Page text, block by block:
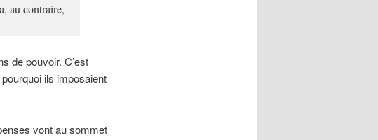
au contraire,
de pouvoir. C’est
ils imposaient
vont au sommet